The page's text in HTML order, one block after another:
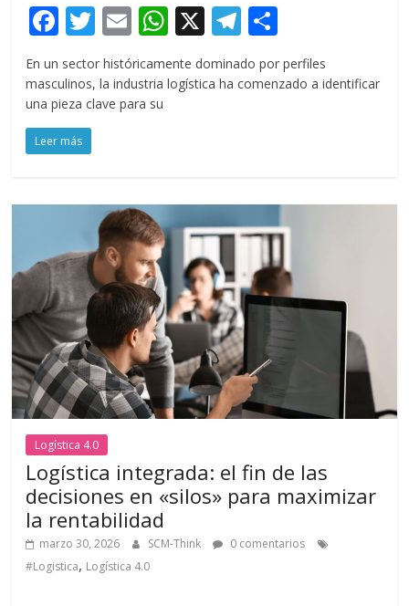
F
ac
e
b
o
o
k
T
w
itt
er
E
m
ai
l
W
h
at
p
X T
el
e m
r
En un sector históricamente dominado por perfiles
masculinos, la industria logística ha comenzado a identificar
una pieza clave para su
Leer más
Logística 4.0
Logística integrada: el fin de las
decisiones en «silos» para maximizar
la rentabilidad
marzo 30, 2026 SCM-Think
0 comentarios
#Logistica, Logística 4.0